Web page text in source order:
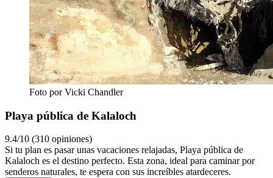
Foto por Vicki Chandler
Playa pública de Kalaloch
9.4/10 (310 opiniones)
Si tu plan es pasar unas vacaciones relajadas, Playa pública de
Kalaloch es el destino perfecto. Esta zona, ideal para caminar por
senderos naturales, te espera con sus increíbles atardeceres.